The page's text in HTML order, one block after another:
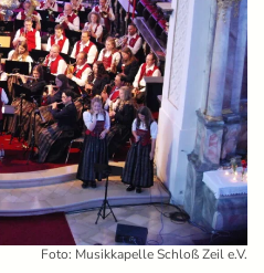
Foto: Musikkapelle Schloß Zeil e.V.